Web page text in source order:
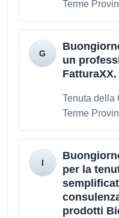
Terme
un
Tenuta della
Terme
per la
prodotti